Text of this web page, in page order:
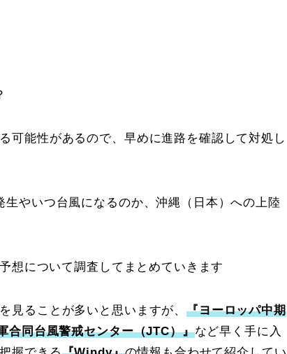
可能性があるので、早めに進路を確認して対処し
やいつ台風になるのか、沖縄（日本）への上陸
想について調査してまとめていきます
見ることが多いと思いますが、『ヨーロッパ中期
合同台風警戒センター（JTC）』など早く手に入